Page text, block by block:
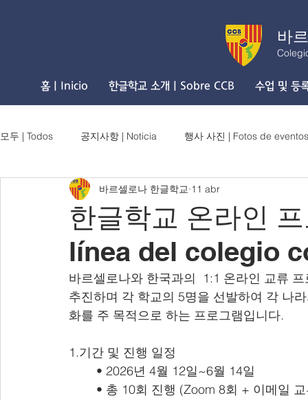
바
홈 | Inicio 한글학교 소개 | Sobre CCB 수업 및 등
모두 | Todos 공지사항 | Noticia 행사 사진 | Fotos de eventos
한글학교 온라인
línea del colegio
바르셀로나 한글학교 11 abr
바르셀로나와 한국과의  1:1 온라인 교류
추진하며 각 학교의 5명을 선발하여 각 나
화를 주 목적으로 하는 프로그램입니다.
1.기간 및 진행 일정
• 2026년 4월 12일~6월 14일
• 총 10회 진행 (Zoom 8회 + 이메일